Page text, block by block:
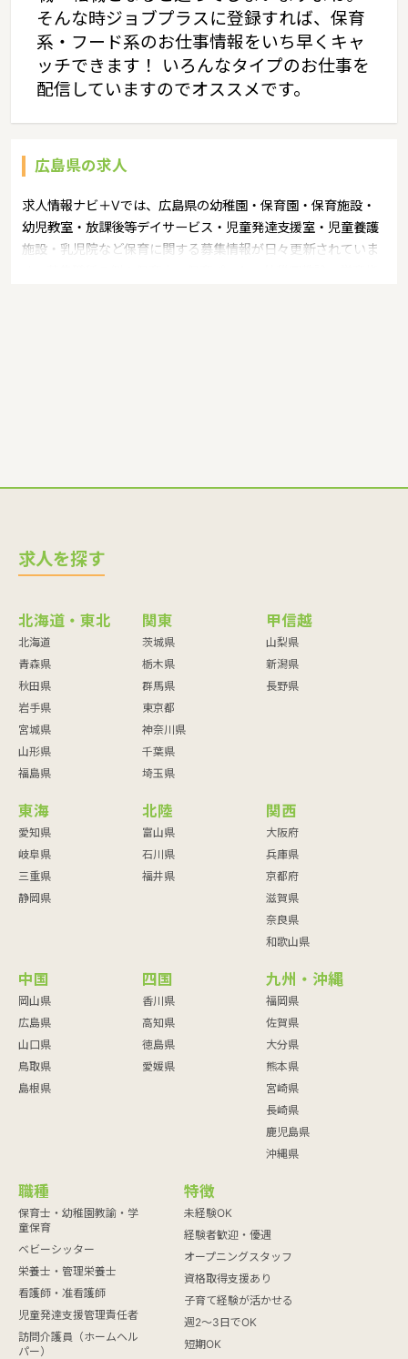
そんな時ジョブプラスに登録すれば、保育
系・フード系のお仕事情報をいち早くキャ
ッチできます！ いろんなタイプのお仕事を
配信していますのでオススメです。
広島県の求人
求人情報ナビ＋Vでは、広島県の幼稚園・保育園・保育施設・
幼児教室・放課後等デイサービス・児童発達支援室・児童養護
施設・乳児院など保育に関する募集情報が日々更新されていま
求人を探す
北海道・東北
北海道
青森県
秋田県
岩手県
宮城県
山形県
福島県
関東
茨城県
栃木県
群馬県
東京都
神奈川県
千葉県
埼玉県
甲信越
山梨県
新潟県
長野県
東海
愛知県
岐阜県
三重県
静岡県
北陸
富山県
石川県
福井県
関西
大阪府
兵庫県
京都府
滋賀県
奈良県
和歌山県
中国
岡山県
広島県
山口県
鳥取県
島根県
四国
香川県
高知県
徳島県
愛媛県
九州・沖縄
福岡県
佐賀県
大分県
熊本県
宮崎県
長崎県
鹿児島県
沖縄県
職種
保育士・幼稚園教諭・学
童保育
ベビーシッター
栄養士・管理栄養士
看護師・准看護師
児童発達支援管理責任者
訪問介護員（ホームヘル
パー）
特徴
未経験OK
経験者歓迎・優遇
オープニングスタッフ
資格取得支援あり
子育て経験が活かせる
週2～3日でOK
短期OK